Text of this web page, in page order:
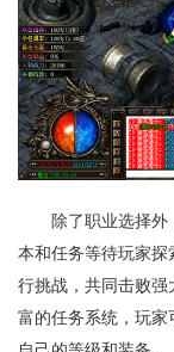
除了职业选择外
本和任务等待玩家
行挑战，共同击败
富的任务系统，玩